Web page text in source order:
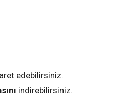
edebilirsiniz.
indirebilirsiniz.